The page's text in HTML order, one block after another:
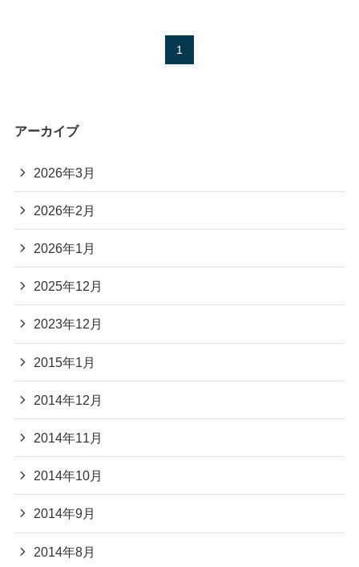
1
アーカイブ
2026年3月
2026年2月
2026年1月
2025年12月
2023年12月
2015年1月
2014年12月
2014年11月
2014年10月
2014年9月
2014年8月